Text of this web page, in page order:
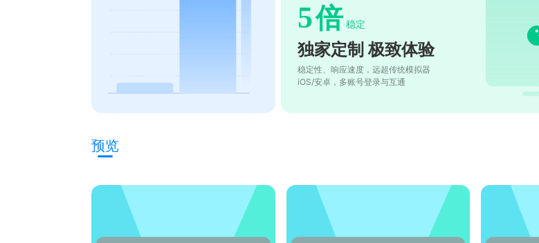
5倍 稳定
独家定制 极致体验
稳定性、响应速度，远超传统模拟器
iOS/安卓，多账号登录与互通
预览